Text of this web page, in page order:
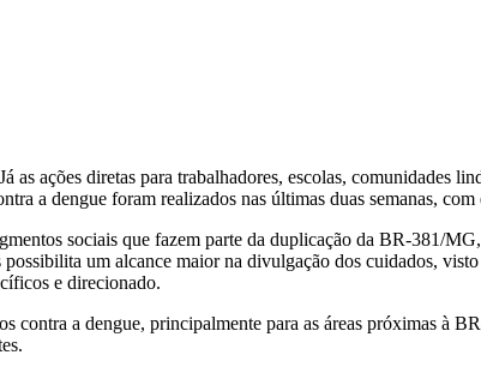
ações diretas para trabalhadores, escolas, comunidades
a dengue foram realizados nas últimas duas semanas,
sociais que fazem parte da duplicação da BR-381/
um alcance maior na divulgação dos cuidados,
e direcionado.
contra a dengue, principalmente para as áreas próximas à